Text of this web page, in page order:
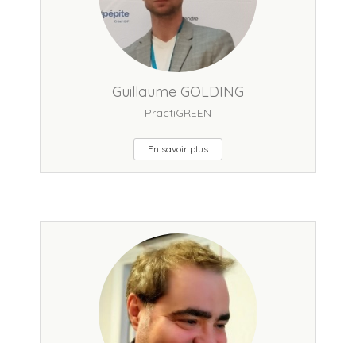
Guillaume GOLDING
PractiGREEN
En savoir plus